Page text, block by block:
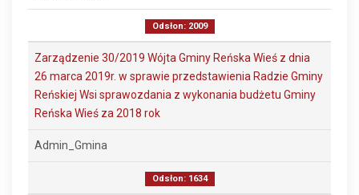
Odsłon: 2009
Zarządzenie 30/2019 Wójta Gminy Reńska Wieś z dnia
26 marca 2019r. w sprawie przedstawienia Radzie Gminy
Reńskiej Wsi sprawozdania z wykonania budżetu Gminy
Reńska Wieś za 2018 rok
Admin_Gmina
Odsłon: 1634